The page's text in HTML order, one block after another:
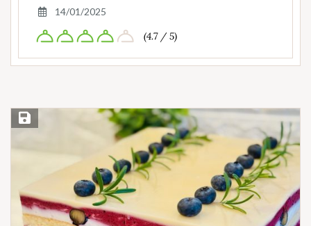
14/01/2025
(4.7 / 5)
Save Recipe